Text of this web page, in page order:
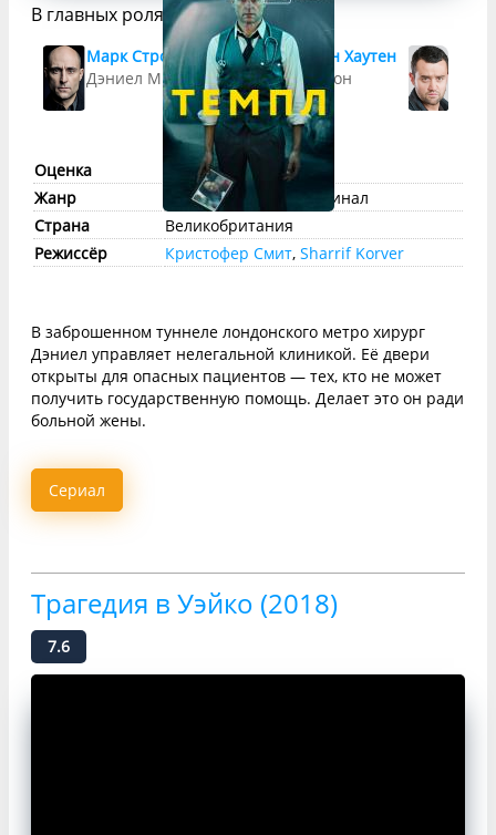
В главных ролях
Марк Стронг
Дэниел Милтон
Кэрис ван Хаутен
Бэт Милтон
Оценка imdb:7КП:
Жанр
триллер, драма
, криминал
Страна
Великобритания
Режиссёр
Кристофер Смит, Sharrif Korver
В заброшенном туннеле лондонского метро хирург
Дэниел управляет нелегальной клиникой. Её двери
открыты для опасных пациентов — тех, кто не может
получить государственную помощь. Делает это он ради
больной жены.
Сериал
Трагедия в Уэйко (2018)
7.6